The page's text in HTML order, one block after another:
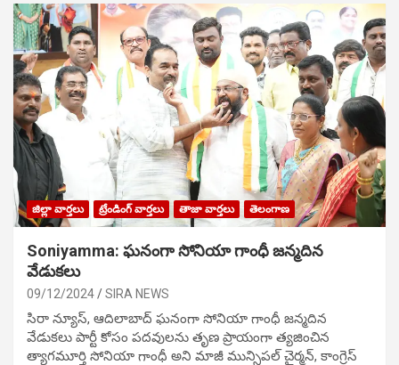
జిల్లా వార్తలు ట్రేండింగ్ వార్తలు తాజా వార్తలు తెలంగాణ
Soniyamma: ఘ‌నంగా సోనియా గాంధీ జ‌న్మ‌దిన
వేడుక‌లు
09/12/2024 SIRA NEWS
సిరా న్యూస్, ఆదిలాబాద్ ఘ‌నంగా సోనియా గాంధీ జ‌న్మ‌దిన
వేడుక‌లు పార్టీ కోసం ప‌ద‌వుల‌ను తృణ ప్రాయంగా త్య‌జించిన
త్యాగమూర్తి సోనియా గాంధీ అని మాజీ మున్సిప‌ల్ చైర్మ‌న్, కాంగ్రెస్